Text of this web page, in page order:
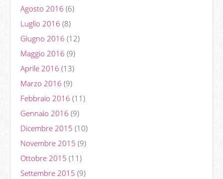
Agosto 2016 (6)
Luglio 2016 (8)
Giugno 2016 (12)
Maggio 2016 (9)
Aprile 2016 (13)
Marzo 2016 (9)
Febbraio 2016 (11)
Gennaio 2016 (9)
Dicembre 2015 (10)
Novembre 2015 (9)
Ottobre 2015 (11)
Settembre 2015 (9)